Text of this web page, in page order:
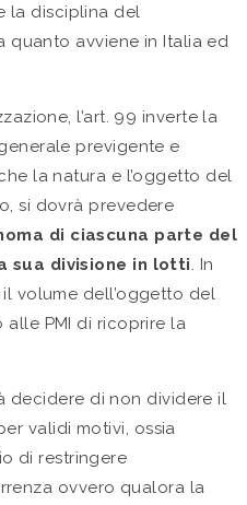
la disciplina del
quanto avviene in Italia ed
l’art. 99 inverte la
previgente e
la natura e l’oggetto del
si dovrà prevedere
di ciascuna parte del
sua divisione in lotti. In
volume dell’oggetto del
PMI di ricoprire la
decidere di non dividere il
validi motivi, ossia
di restringere
ovvero qualora la